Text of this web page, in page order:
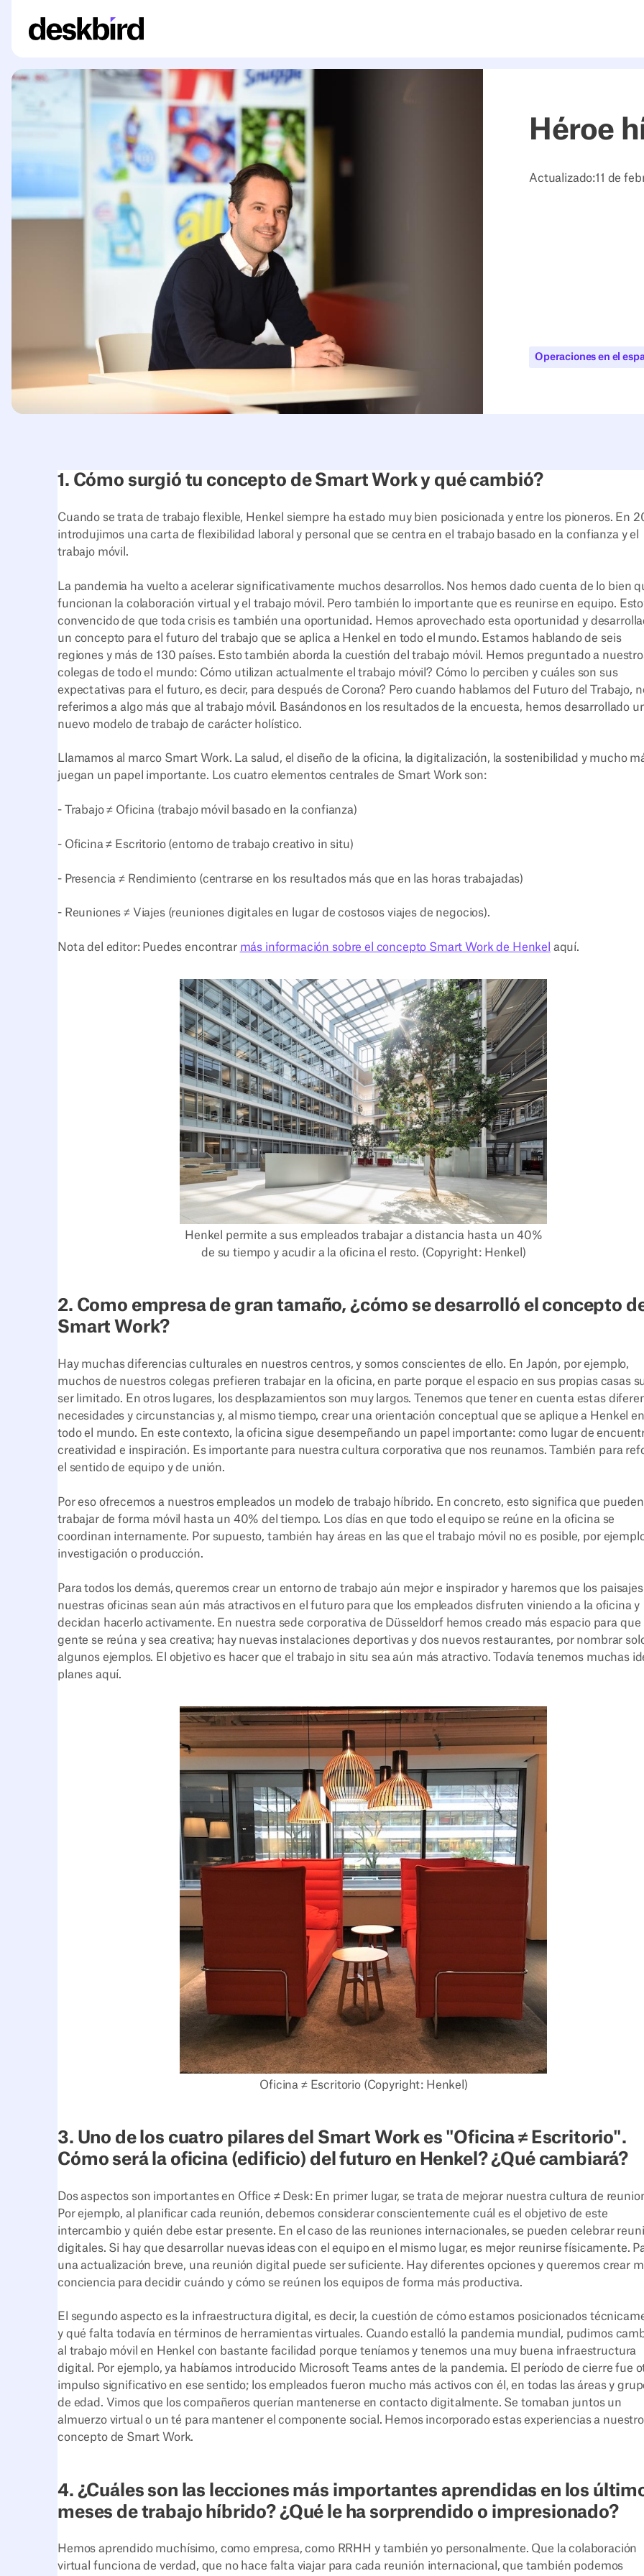
Héroe
Actualizado:11 de
Operaciones en el
1. Cómo surgió tu concepto de Smart Work y qué cambió?
Cuando se trata de trabajo flexible, Henkel siempre ha estado muy bien posicionada y entre los pioneros. En
introdujimos una carta de flexibilidad laboral y personal que se centra en el trabajo basado en la confianza y el
trabajo móvil.
La pandemia ha vuelto a acelerar significativamente muchos desarrollos. Nos hemos dado cuenta de lo bien
funcionan la colaboración virtual y el trabajo móvil. Pero también lo importante que es reunirse en equipo.
convencido de que toda crisis es también una oportunidad. Hemos aprovechado esta oportunidad y
un concepto para el futuro del trabajo que se aplica a Henkel en todo el mundo. Estamos hablando de seis
regiones y más de 130 países. Esto también aborda la cuestión del trabajo móvil. Hemos preguntado a
colegas de todo el mundo: Cómo utilizan actualmente el trabajo móvil? Cómo lo perciben y cuáles son sus
expectativas para el futuro, es decir, para después de Corona? Pero cuando hablamos del Futuro del Trabajo,
referimos a algo más que al trabajo móvil. Basándonos en los resultados de la encuesta, hemos desarrollado
nuevo modelo de trabajo de carácter holístico.
Llamamos al marco Smart Work. La salud, el diseño de la oficina, la digitalización, la sostenibilidad y mucho
juegan un papel importante. Los cuatro elementos centrales de Smart Work son:
- Trabajo ≠ Oficina (trabajo móvil basado en la confianza)
- Oficina ≠ Escritorio (entorno de trabajo creativo in situ)
- Presencia ≠ Rendimiento (centrarse en los resultados más que en las horas trabajadas)
- Reuniones ≠ Viajes (reuniones digitales en lugar de costosos viajes de negocios).
Nota del editor: Puedes encontrar más información sobre el concepto Smart Work de Henkel aquí.
Henkel permite a sus empleados trabajar a distancia hasta un 40%
de su tiempo y acudir a la oficina el resto. (Copyright: Henkel)
2. Como empresa de gran tamaño, ¿cómo se desarrolló el concepto
Smart Work?
Hay muchas diferencias culturales en nuestros centros, y somos conscientes de ello. En Japón, por ejemplo,
muchos de nuestros colegas prefieren trabajar en la oficina, en parte porque el espacio en sus propias casas
ser limitado. En otros lugares, los desplazamientos son muy largos. Tenemos que tener en cuenta estas
necesidades y circunstancias y, al mismo tiempo, crear una orientación conceptual que se aplique a Henkel en
todo el mundo. En este contexto, la oficina sigue desempeñando un papel importante: como lugar de
creatividad e inspiración. Es importante para nuestra cultura corporativa que nos reunamos. También para
el sentido de equipo y de unión.
Por eso ofrecemos a nuestros empleados un modelo de trabajo híbrido. En concreto, esto significa que pueden
trabajar de forma móvil hasta un 40% del tiempo. Los días en que todo el equipo se reúne en la oficina se
coordinan internamente. Por supuesto, también hay áreas en las que el trabajo móvil no es posible, por
investigación o producción.
Para todos los demás, queremos crear un entorno de trabajo aún mejor e inspirador y haremos que los
nuestras oficinas sean aún más atractivos en el futuro para que los empleados disfruten viniendo a la oficina y
decidan hacerlo activamente. En nuestra sede corporativa de Düsseldorf hemos creado más espacio para que
gente se reúna y sea creativa; hay nuevas instalaciones deportivas y dos nuevos restaurantes, por nombrar
algunos ejemplos. El objetivo es hacer que el trabajo in situ sea aún más atractivo. Todavía tenemos muchas
planes aquí.
Oficina ≠ Escritorio (Copyright: Henkel)
3. Uno de los cuatro pilares del Smart Work es "Oficina ≠ Escritorio".
Cómo será la oficina (edificio) del futuro en Henkel? ¿Qué cambiará?
Dos aspectos son importantes en Office ≠ Desk: En primer lugar, se trata de mejorar nuestra cultura de
Por ejemplo, al planificar cada reunión, debemos considerar conscientemente cuál es el objetivo de este
intercambio y quién debe estar presente. En el caso de las reuniones internacionales, se pueden celebrar
digitales. Si hay que desarrollar nuevas ideas con el equipo en el mismo lugar, es mejor reunirse físicamente.
una actualización breve, una reunión digital puede ser suficiente. Hay diferentes opciones y queremos crear
conciencia para decidir cuándo y cómo se reúnen los equipos de forma más productiva.
El segundo aspecto es la infraestructura digital, es decir, la cuestión de cómo estamos posicionados
y qué falta todavía en términos de herramientas virtuales. Cuando estalló la pandemia mundial, pudimos
al trabajo móvil en Henkel con bastante facilidad porque teníamos y tenemos una muy buena infraestructura
digital. Por ejemplo, ya habíamos introducido Microsoft Teams antes de la pandemia. El período de cierre fue
impulso significativo en ese sentido; los empleados fueron mucho más activos con él, en todas las áreas y
de edad. Vimos que los compañeros querían mantenerse en contacto digitalmente. Se tomaban juntos un
almuerzo virtual o un té para mantener el componente social. Hemos incorporado estas experiencias a nuestro
concepto de Smart Work.
4. ¿Cuáles son las lecciones más importantes aprendidas en los
meses de trabajo híbrido? ¿Qué le ha sorprendido o impresionado?
Hemos aprendido muchísimo, como empresa, como RRHH y también yo personalmente. Que la colaboración
virtual funciona de verdad, que no hace falta viajar para cada reunión internacional, que también podemos